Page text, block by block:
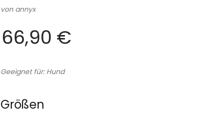
von annyx
66,90 €
Geeignet für: Hund
Größen